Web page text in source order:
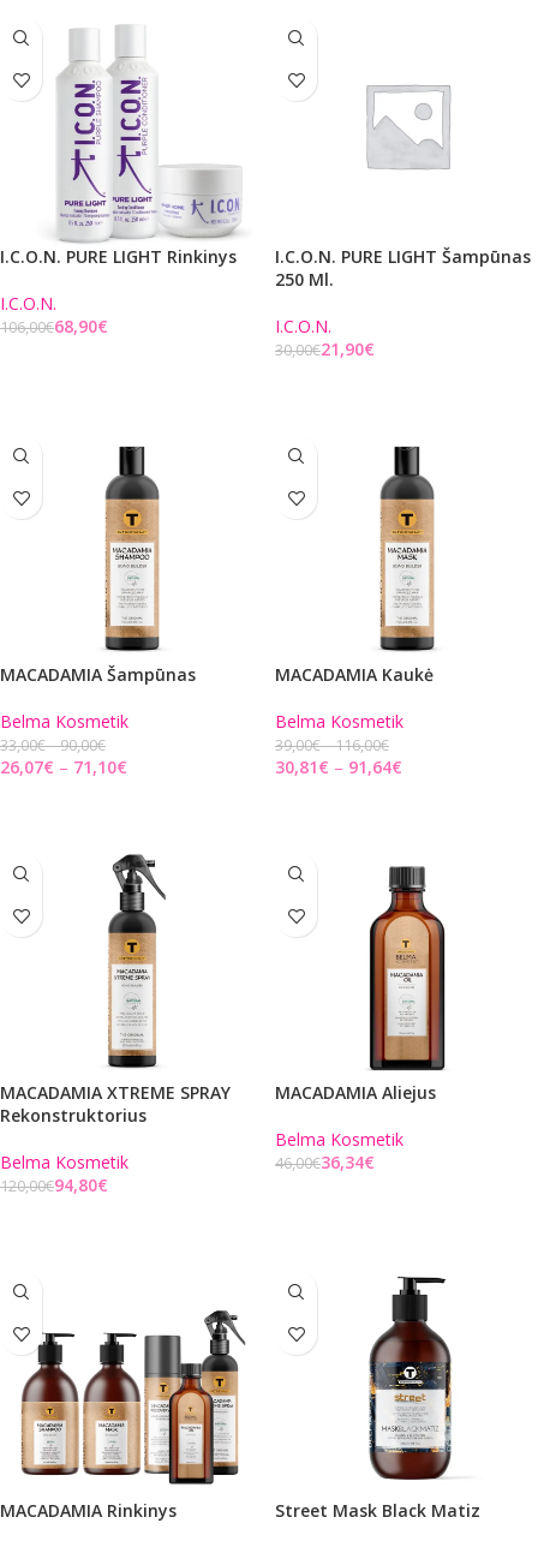
I.C.O.N. PURE LIGHT Rinkinys
I.C.O.N.
106,00€68,90€
I.C.O.N. PURE LIGHT Šampūnas
250 Ml.
I.C.O.N.
30,00€21,90€
MACADAMIA Šampūnas
Belma Kosmetik
33,00€ 90,00€
26,07€ 71,10€
MACADAMIA Kaukė
Belma Kosmetik
39,00€ 116,00€
30,81€ 91,64€
MACADAMIA XTREME SPRAY
Rekonstruktorius
Belma Kosmetik
120,00€94,80€
MACADAMIA Aliejus
Belma Kosmetik
46,00€36,34€
MACADAMIA Rinkinys Street Mask Black Matiz